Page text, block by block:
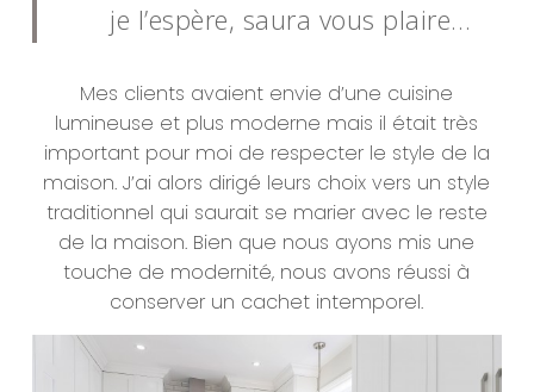
je l’espère, saura vous plaire…
Mes clients avaient envie d’une cuisine
lumineuse et plus moderne mais il était très
important pour moi de respecter le style de la
maison. J’ai alors dirigé leurs choix vers un style
traditionnel qui saurait se marier avec le reste
de la maison. Bien que nous ayons mis une
touche de modernité, nous avons réussi à
conserver un cachet intemporel.